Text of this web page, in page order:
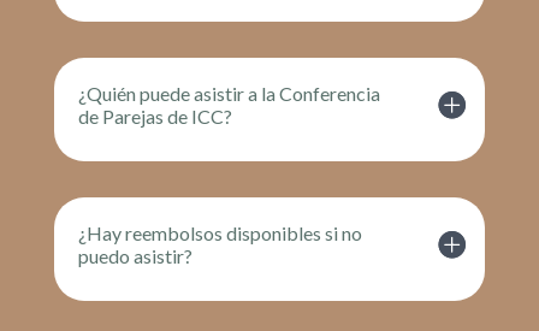
¿Quién puede asistir a la Conferencia
de Parejas de ICC?
¿Hay reembolsos disponibles si no
puedo asistir?